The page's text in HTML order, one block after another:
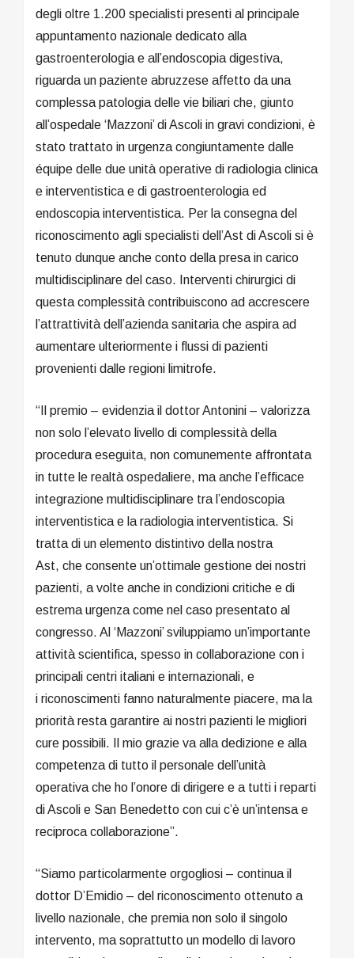
degli oltre 1.200 specialisti presenti al principale
appuntamento nazionale dedicato alla
gastroenterologia e all’endoscopia digestiva,
riguarda un paziente abruzzese affetto da una
complessa patologia delle vie biliari che, giunto
all’ospedale ‘Mazzoni’ di Ascoli in gravi condizioni, è
stato trattato in urgenza congiuntamente dalle
équipe delle due unità operative di radiologia clinica
e interventistica e di gastroenterologia ed
endoscopia interventistica. Per la consegna del
riconoscimento agli specialisti dell’Ast di Ascoli si è
tenuto dunque anche conto della presa in carico
multidisciplinare del caso. Interventi chirurgici di
questa complessità contribuiscono ad accrescere
l’attrattività dell’azienda sanitaria che aspira ad
aumentare ulteriormente i flussi di pazienti
provenienti dalle regioni limitrofe.
“Il premio – evidenzia il dottor Antonini – valorizza
non solo l’elevato livello di complessità della
procedura eseguita, non comunemente affrontata
in tutte le realtà ospedaliere, ma anche l’efficace
integrazione multidisciplinare tra l’endoscopia
interventistica e la radiologia interventistica. Si
tratta di un elemento distintivo della nostra
Ast, che consente un’ottimale gestione dei nostri
pazienti, a volte anche in condizioni critiche e di
estrema urgenza come nel caso presentato al
congresso. Al ‘Mazzoni’ sviluppiamo un’importante
attività scientifica, spesso in collaborazione con i
principali centri italiani e internazionali, e
i riconoscimenti fanno naturalmente piacere, ma la
priorità resta garantire ai nostri pazienti le migliori
cure possibili. Il mio grazie va alla dedizione e alla
competenza di tutto il personale dell’unità
operativa che ho l’onore di dirigere e a tutti i reparti
di Ascoli e San Benedetto con cui c’è un’intensa e
reciproca collaborazione”.
“Siamo particolarmente orgogliosi – continua il
dottor D’Emidio – del riconoscimento ottenuto a
livello nazionale, che premia non solo il singolo
intervento, ma soprattutto un modello di lavoro